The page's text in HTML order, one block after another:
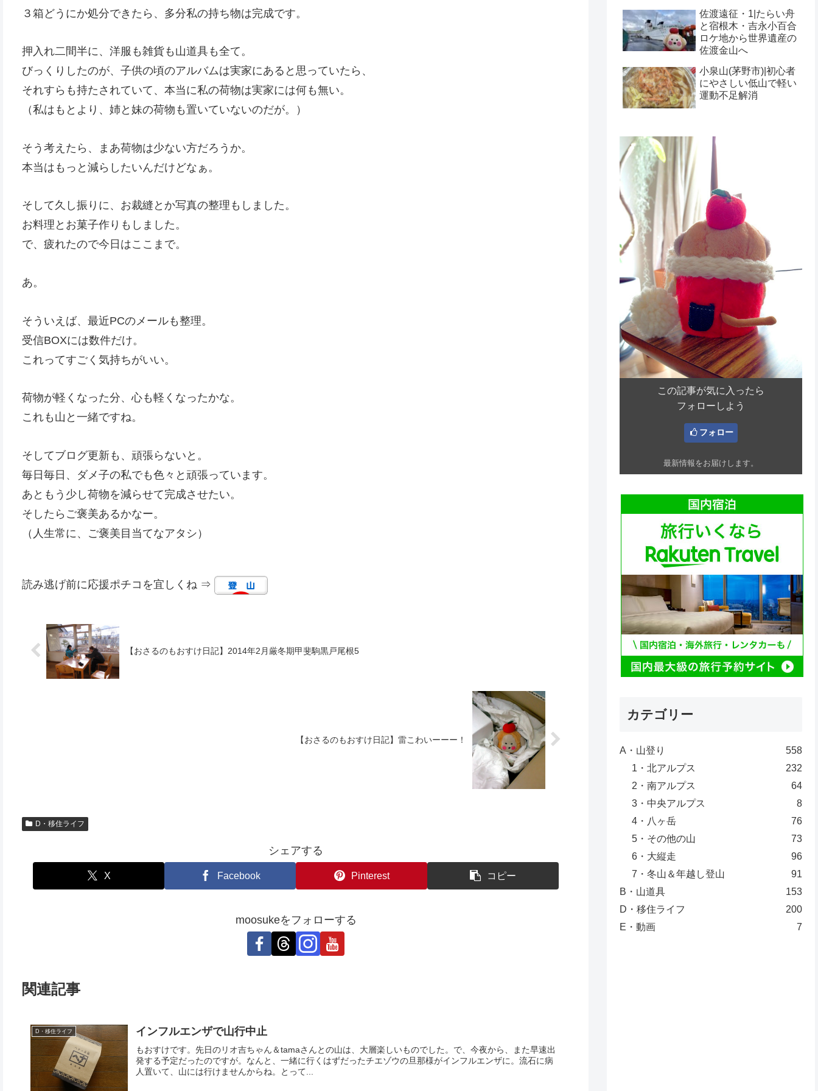
３箱どうにか処分できたら、多分私の持ち物は完成です。
押入れ二間半に、洋服も雑貨も山道具も全て。
びっくりしたのが、子供の頃のアルバムは実家にあると思っていたら、
それすらも持たされていて、本当に私の荷物は実家には何も無い。
（私はもとより、姉と妹の荷物も置いていないのだが。）
そう考えたら、まあ荷物は少ない方だろうか。
本当はもっと減らしたいんだけどなぁ。
そして久し振りに、お裁縫とか写真の整理もしました。
お料理とお菓子作りもしました。
で、疲れたので今日はここまで。
あ。
そういえば、最近PCのメールも整理。
受信BOXには数件だけ。
これってすごく気持ちがいい。
荷物が軽くなった分、心も軽くなったかな。
これも山と一緒ですね。
そしてブログ更新も、頑張らないと。
毎日毎日、ダメ子の私でも色々と頑張っています。
あともう少し荷物を減らせて完成させたい。
そしたらご褒美あるかなー。
（人生常に、ご褒美目当てなアタシ）
読み逃げ前に応援ポチコを宜しくね ⇒
【おさるのもおすけ日記】2014年2月厳冬期甲斐駒黒戸尾根5
【おさるのもおすけ日記】雷こわいーーー！
D・移住ライフ
シェアする
X Facebook Pinterest コピー
moosukeをフォローする
関連記事
D・移住ライフ インフルエンザで山行中止
もおすけです。先日のリオ吉ちゃん＆tamaさんとの山は、大層楽しいものでした。で、今夜から、また早速出
発する予定だったのですが。なんと、一緒に行くはずだったチエゾウの旦那様がインフルエンザに。流石に病
人置いて、山には行けませんからね。とって...
佐渡遠征・1|たらい舟
と宿根木・吉永小百合
ロケ地から世界遺産の
佐渡金山へ
小泉山(茅野市)|初心者
にやさしい低山で軽い
運動不足解消
この記事が気に入ったら
フォローしよう
フォロー
最新情報をお届けします。
カテゴリー
A・山登り
558
1・北アルプス
232
2・南アルプス
64
3・中央アルプス
8
4・八ヶ岳
76
5・その他の山
73
6・大縦走
96
7・冬山＆年越し登山
91
B・山道具
153
D・移住ライフ
200
E・動画
7